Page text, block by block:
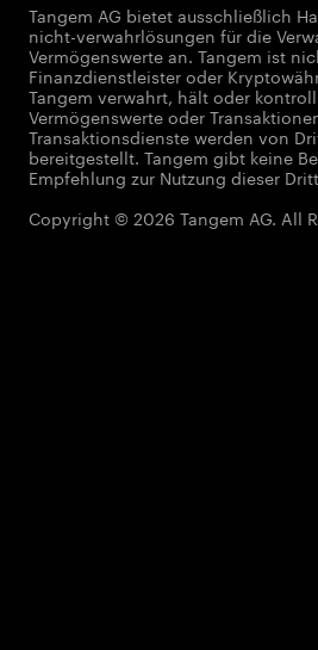
Tangem AG bietet ausschließlich
nicht-verwahrlösungen für die
Vermögenswerte an. Tangem ist
Finanzdienstleister oder
Tangem verwahrt, hält oder
Vermögenswerte oder
Transaktionsdienste werden von
bereitgestellt. Tangem gibt keine
Empfehlung zur Nutzung dieser